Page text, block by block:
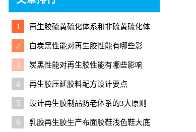
1
再生胶硫黄硫化体系和非硫黄硫化体
系有什么区别？
2
白炭黑性能对再生胶性能有哪些影
响？
3 炭黑性能对再生胶性能有哪些影响
4 再生胶压延胶料配方设计要点
5 设计再生胶制品防老体系的3大原则
6
乳胶再生胶生产布面胶鞋浅色鞋大底